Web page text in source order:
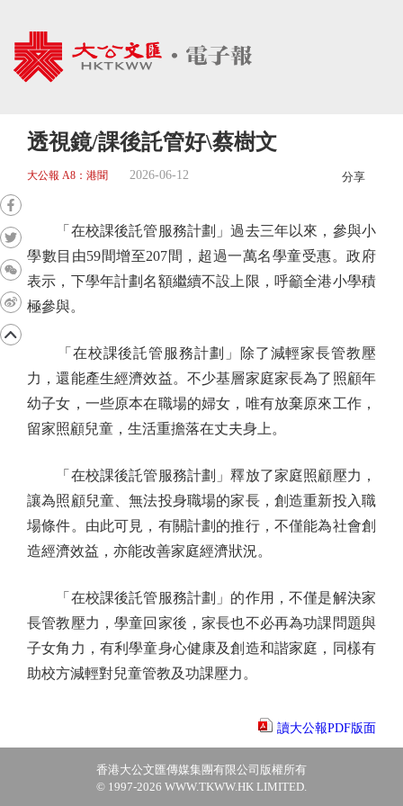
透視鏡/課後託管好\蔡樹文
大公報 A8：港聞 2026-06-12 分享
「在校課後託管服務計劃」過去三年以來，參與小
學數目由59間增至207間，超過一萬名學童受惠。政府
表示，下學年計劃名額繼續不設上限，呼籲全港小學積
極參與。
「在校課後託管服務計劃」除了減輕家長管教壓
力，還能產生經濟效益。不少基層家庭家長為了照顧年
幼子女，一些原本在職場的婦女，唯有放棄原來工作，
留家照顧兒童，生活重擔落在丈夫身上。
「在校課後託管服務計劃」釋放了家庭照顧壓力，
讓為照顧兒童、無法投身職場的家長，創造重新投入職
場條件。由此可見，有關計劃的推行，不僅能為社會創
造經濟效益，亦能改善家庭經濟狀況。
「在校課後託管服務計劃」的作用，不僅是解決家
長管教壓力，學童回家後，家長也不必再為功課問題與
子女角力，有利學童身心健康及創造和諧家庭，同樣有
助校方減輕對兒童管教及功課壓力。
讀大公報PDF版面
香港大公文匯傳媒集團有限公司版權所有
© 1997-2026 WWW.TKWW.HK LIMITED.